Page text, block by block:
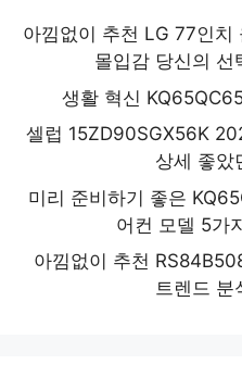
아낌없이 추천 LG 77인
몰입감 당신의 선
생활 혁신
셀럽 15ZD90SGX56K
상세 좋았
미리 준비하기 좋은
어컨 모델 5가
아낌없이 추천
트렌드 분